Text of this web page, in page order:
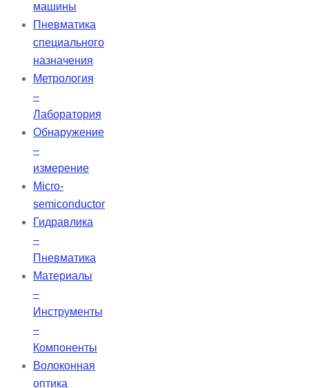
машины
Пневматика
специального
назначения
Метрология
–
Лаборатория
Обнаружение
–
измерение
Micro-
semiconductor
Гидравлика
–
Пневматика
Материалы
–
Инструменты
–
Компоненты
Волоконная
оптика